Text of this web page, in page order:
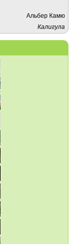
Альбер Камю
Калигула